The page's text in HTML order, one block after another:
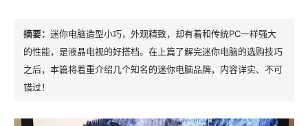
迷你电脑造型小巧，外观精致，却有着和传统PC一样强大
的性能，是液晶电视的好搭档。在上篇了解完迷你电脑的选购技巧
之后，本篇将着重介绍几个知名的迷你电脑品牌，内容详实、不可
错过！